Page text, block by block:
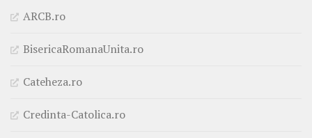
ARCB.ro
BisericaRomanaUnita.ro
Cateheza.ro
Credinta-Catolica.ro